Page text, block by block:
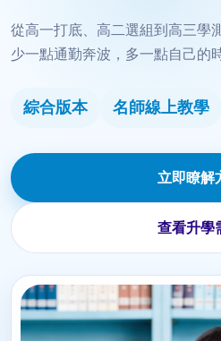
從高一打底、高二選組到高三學
少一點通勤奔波，多一點自己的
綜合版本 名師線上教學
立即瞭解
查看升學